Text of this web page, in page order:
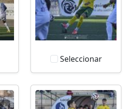
Seleccionar